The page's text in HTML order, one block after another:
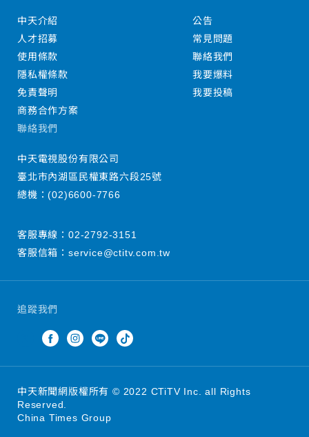
追蹤我們
中天介紹
人才招募
使用條款
隱私權條款
免責聲明
商務合作方案
公告
常見問題
聯絡我們
我要爆料
我要投稿
聯絡我們
中天電視股份有限公司
臺北市內湖區民權東路六段25號
總機：(02)6600-7766
客服專線： 02-2792-3151
客服信箱： service@ctitv.com.tw
中天新聞網版權所有 © 2022 CTiTV Inc. all Rights
Reserved.
China Times Group